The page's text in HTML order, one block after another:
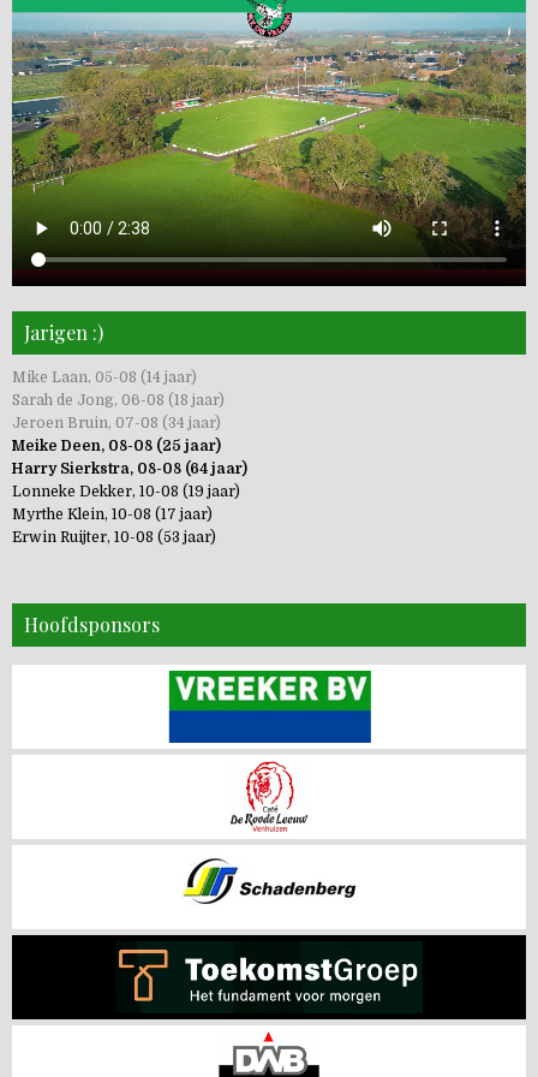
Jarigen :)
Mike Laan, 05-08 (14 jaar)
Sarah de Jong, 06-08 (18 jaar)
Jeroen Bruin, 07-08 (34 jaar)
Meike Deen, 08-08 (25 jaar)
Harry Sierkstra, 08-08 (64 jaar)
Lonneke Dekker, 10-08 (19 jaar)
Myrthe Klein, 10-08 (17 jaar)
Erwin Ruijter, 10-08 (53 jaar)
Hoofdsponsors